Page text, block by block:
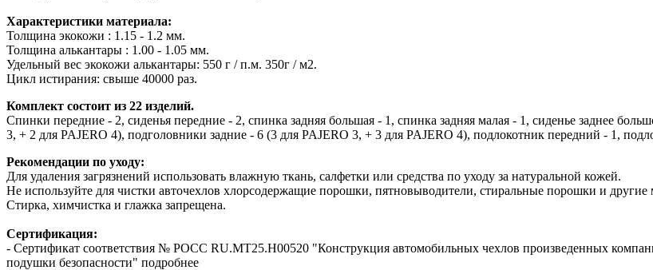
Характеристики материала:
Толщина экокожи : 1.15 - 1.2 мм.
Толщина алькантары : 1.00 - 1.05 мм.
Удельный вес экокожи алькантары: 550 г / п.м. 350г / м2.
Цикл истирания: свыше 40000 раз.
Комплект состоит из 22 изделий.
Спинки передние - 2, сиденья передние - 2, спинка задняя большая - 1, спинка задняя малая - 1, сиденье заднее
3, + 2 для PAJERO 4), подголовники задние - 6 (3 для PAJERO 3, + 3 для PAJERO 4), подлокотник передний - 1,
Рекомендации по уходу:
Для удаления загрязнений использовать влажную ткань, салфетки или средства по уходу за натуральной кожей.
Не используйте для чистки авточехлов хлорсодержащие порошки, пятновыводители, стиральные порошки и
Стирка, химчистка и глажка запрещена.
Сертификация:
- Сертификат соответствия № РОСС RU.МТ25.Н00520 "Конструкция автомобильных чехлов произведенных
подушки безопасности" подробнее